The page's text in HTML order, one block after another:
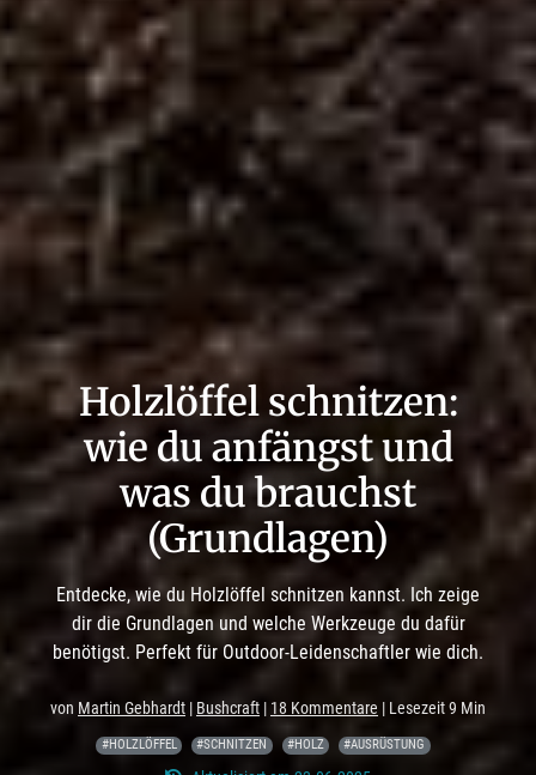
Holzlöffel schnitzen:
wie du anfängst und
was du brauchst
(Grundlagen)
Entdecke, wie du Holzlöffel schnitzen kannst. Ich zeige
dir die Grundlagen und welche Werkzeuge du dafür
benötigst. Perfekt für Outdoor-Leidenschaftler wie dich.
von Martin Gebhardt | Bushcraft | 18 Kommentare | Lesezeit 9 Min
#HOLZLÖFFEL #SCHNITZEN #HOLZ #AUSRÜSTUNG